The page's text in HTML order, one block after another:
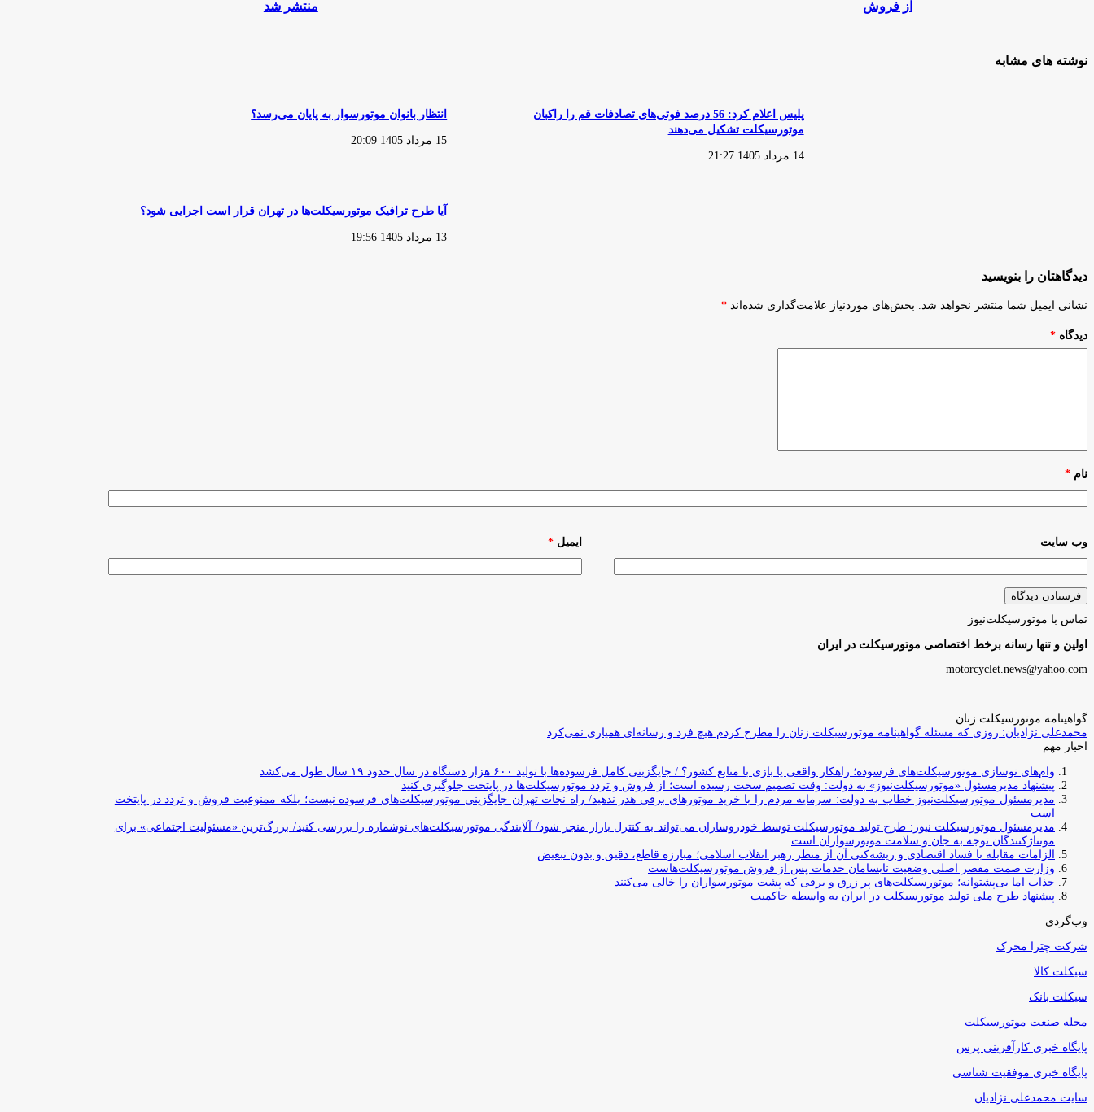
منتشر شد
درباره
از فروش
نوشته های مشابه
انتظار بانوان موتورسوار به پایان می‌رسد؟
15 مرداد 1405 20:09
پلیس اعلام کرد: 56 درصد فوتی‌های تصادفات قم را راکبان
موتورسیکلت تشکیل می‌دهند
14 مرداد 1405 21:27
آیا طرح ترافیک موتورسیکلت‌ها در تهران قرار است اجرایی شود؟
13 مرداد 1405 19:56
دیدگاهتان را بنویسید
نشانی ایمیل شما منتشر نخواهد شد. بخش‌های موردنیاز علامت‌گذاری شده‌اند *
دیدگاه *
نام *
ایمیل* وب‌ سایت
تماس با موتورسیکلت‌نیوز
اولین و تنها رسانه برخط اختصاصی موتورسیکلت در ایران
motorcyclet.news@yahoo.com
گواهینامه موتورسیکلت زنان
محمدعلی نژادیان: روزی که مسئله گواهینامه موتورسیکلت زنان را مطرح کردم هیچ فرد و رسانه‌ای همیاری نمی‌کرد
اخبار مهم
وام‌های نوسازی موتورسیکلت‌های فرسوده؛ راهکار واقعی یا بازی با منابع کشور؟ / جایگزینی کامل فرسوده‌ها با تولید ۶۰۰ هزار دستگاه در سال حدود ۱۹ سال طول می‌کشد
پیشنهاد مدیرمسئول «موتورسیکلت‌نیوز» به دولت: وقت تصمیم سخت رسیده است؛ از فروش و تردد موتورسیکلت‌ها در پایتخت جلوگیری کنید
مدیرمسئول موتورسیکلت‌نیوز خطاب به دولت: سرمایه مردم را با خرید موتورهای برقی هدر ندهید/ راه نجات تهران جایگزینی موتورسیکلت‌های فرسوده نیست؛ بلکه ممنوعیت فروش و تردد در پایتخت
است
مدیرمسئول موتورسیکلت نیوز: طرح تولید موتورسیکلت توسط خودروسازان می‌تواند به کنترل بازار منجر شود/ آلایندگی موتورسیکلت‌های نوشماره را بررسی کنید/ بزرگ‌ترین «مسئولیت اجتماعی» برای
مونتاژکنندگان توجه به جان و سلامت موتورسواران است
الزامات مقابله با فساد اقتصادی و ریشه‌کنی آن از منظر رهبر انقلاب اسلامی؛ مبارزه قاطع، دقیق و بدون تبعیض
وزارت صمت مقصر اصلی وضعیت نابسامان خدمات پس از فروش موتورسیکلت‌هاست
جذاب اما بی‌پشتوانه؛ موتورسیکلت‌های پر زرق‌ و برقی که پشت موتورسواران را خالی می‌کنند
پیشنهاد طرح ملی تولید موتورسیکلت در ایران به واسطه حاکمیت
وب‌گردی
شرکت چترا محرک
سیکلت کالا
سیکلت بانک
مجله صنعت موتورسیکلت
پایگاه خبری کارآفرینی پرس
پایگاه خبری موفقیت شناسی
سایت محمدعلی نژادیان